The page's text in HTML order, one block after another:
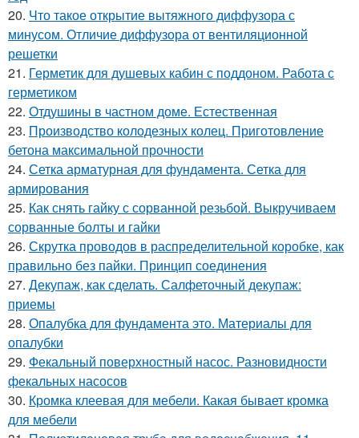
20. Что такое открытие вытяжного диффузора с
минусом. Отличие диффузора от вентиляционной
решетки
21. Герметик для душевых кабин с поддоном. Работа с
герметиком
22. Отдушины в частном доме. Естественная
23. Производство колодезных колец. Приготовление
бетона максимальной прочности
24. Сетка арматурная для фундамента. Сетка для
армирования
25. Как снять гайку с сорванной резьбой. Выкручиваем
сорванные болты и гайки
26. Скрутка проводов в распределительной коробке, как
правильно без пайки. Принцип соединения
27. Декупаж, как сделать. Салфеточный декупаж:
приемы
28. Опалубка для фундамента это. Материалы для
опалубки
29. Фекальный поверхностный насос. Разновидности
фекальных насосов
30. Кромка клеевая для мебели. Какая бывает кромка
для мебели